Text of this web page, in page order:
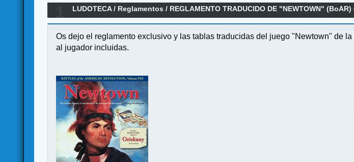
LUDOTECA/ Reglamentos / REGLAMENTO TRADUCIDO DE "NEWTOWN" (BoAR)
Os dejo el reglamento exclusivo y las tablas traducidas del juego "Newtown" de
al jugador incluidas.